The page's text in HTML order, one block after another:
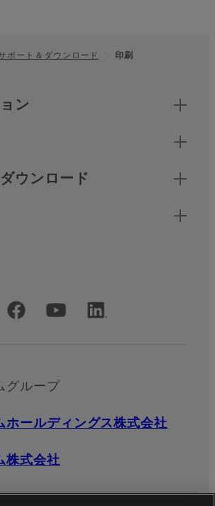
ポート＆ダウンロード 印刷
クン
ウンロード
ウント
グループ
ホールディングス株式会社
株式会社